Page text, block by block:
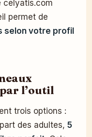
celyatis.com
permet de
selon votre profil
l’outil
trois options :
des adultes, 5